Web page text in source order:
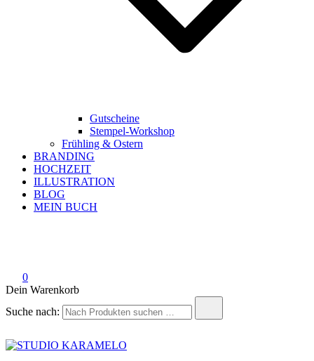
Gutscheine
Stempel-Workshop
Frühling & Ostern
BRANDING
HOCHZEIT
ILLUSTRATION
BLOG
MEIN BUCH
0
Dein Warenkorb
Suche nach: